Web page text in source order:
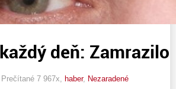
deň: Zamrazilo
, Prečítané 7 967x, haber, Nezaradené